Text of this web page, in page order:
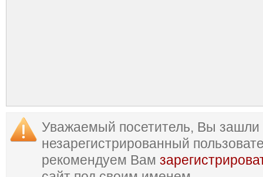
Уважаемый посетитель, Вы зашли
незарегистрированный
рекомендуем Вам